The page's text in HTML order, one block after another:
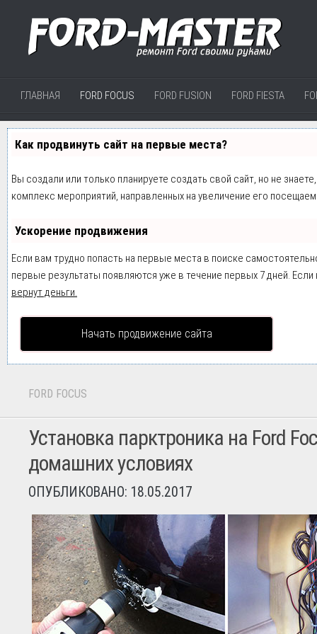
ГЛАВНАЯ FORD FOCUS FORD FUSION FORD FIESTA
Как продвинуть сайт на первые места?
Вы создали или только планируете создать свой сайт, но не
комплекс мероприятий, направленных на увеличение его
Ускорение продвижения
Если вам трудно попасть на первые места в поиске
первые результаты появляются уже в течение первых 7 дней.
вернут деньги.
Начать продвижение сайта
FORD FOCUS
Установка парктроника на Ford
домашних условиях
ОПУБЛИКОВАНО: 18.05.2017